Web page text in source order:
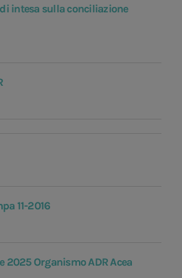
intesa sulla conciliazione
11-2016
2025 Organismo ADR Acea